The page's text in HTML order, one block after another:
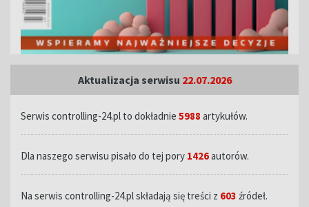
Aktualizacja serwisu 22.07.2026
Serwis controlling-24.pl to dokładnie 5988 artykułów.
Dla naszego serwisu pisało do tej pory 1426autorów.
Na serwis controlling-24.pl składają się treści z 603 źródeł.